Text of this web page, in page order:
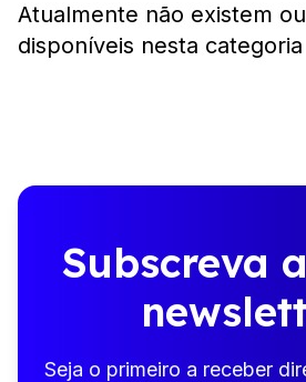
Atualmente não existem
disponíveis nesta
Subscreva
Seja o primeiro a receber